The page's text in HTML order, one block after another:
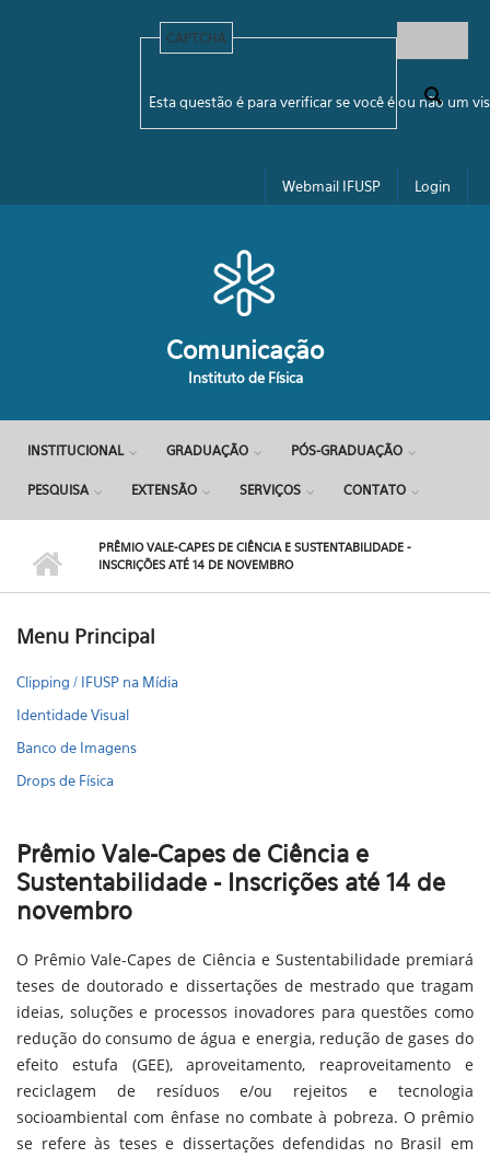
Formulário de busca
CAPTCHA
Esta questão é para verificar se você é ou não um
Webmail IFUSP Login
Comunicação
Instituto de Física
INSTITUCIONAL GRADUAÇÃO PÓS-GRADUAÇÃO
PESQUISA EXTENSÃO SERVIÇOS CONTATO
PRÊMIO VALE-CAPES DE CIÊNCIA E SUSTENTABILIDADE -
INSCRIÇÕES ATÉ 14 DE NOVEMBRO
Menu Principal
Clipping / IFUSP na Mídia
Identidade Visual
Banco de Imagens
Drops de Física
Prêmio Vale-Capes de Ciência e
Sustentabilidade - Inscrições até 14 de
novembro
O Prêmio Vale-Capes de Ciência e Sustentabilidade premiará
teses de doutorado e dissertações de mestrado que tragam
ideias, soluções e processos inovadores para questões como
redução do consumo de água e energia, redução de gases do
efeito estufa (GEE), aproveitamento, reaproveitamento e
reciclagem de resíduos e/ou rejeitos e tecnologia
socioambiental com ênfase no combate à pobreza. O prêmio
se refere às teses e dissertações defendidas no Brasil em